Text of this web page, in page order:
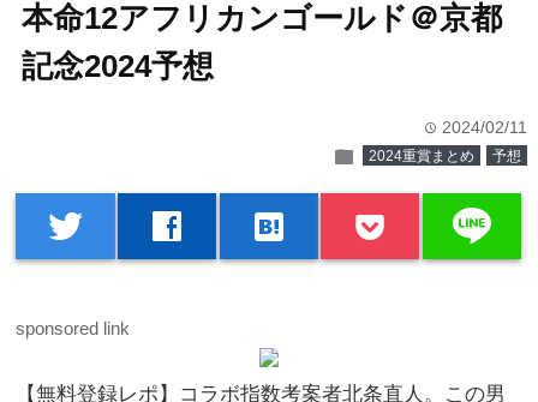
本命12アフリカンゴールド＠京都
記念2024予想
time 2024/02/11
folder 2024重賞まとめ 予想
twitter facebook hatenabookmark line
sponsored link
【無料登録レポ】コラボ指数考案者北条直人。この男